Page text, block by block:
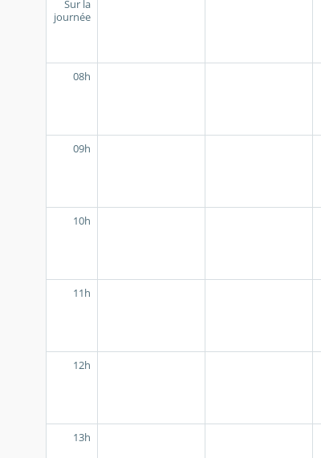
Sur la
journée
08h
09h
10h
11h
12h
13h